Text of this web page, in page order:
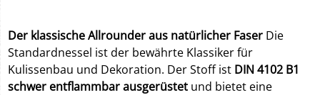
Der klassische Allrounder aus natürlicher Faser Die
Standardnessel ist der bewährte Klassiker für
Kulissenbau und Dekoration. Der Stoff ist DIN 4102 B1
schwer entflammbar ausgerüstet und bietet eine